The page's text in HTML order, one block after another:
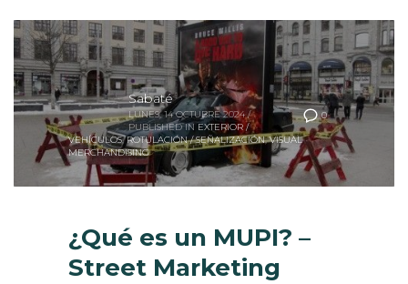
0
Sabaté
LUNES, 14 OCTUBRE 2024 /
PUBLISHED IN EXTERIOR /
VEHÍCULOS,ROTULACIÓN / SEÑALIZACIÓN,VISUAL
MERCHANDISING
¿Qué es un MUPI? –
Street Marketing